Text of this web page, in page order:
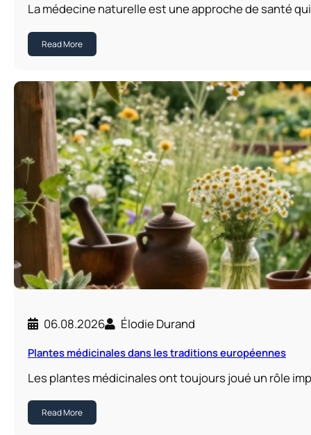
La médecine naturelle est une approche de santé
Read More
06.08.2026 Élodie Durand
Plantes médicinales dans les traditions européennes
Les plantes médicinales ont toujours joué un rôle
Read More